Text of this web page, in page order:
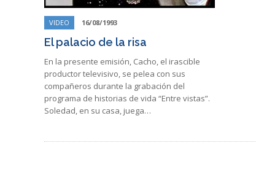
VIDEO 16/08/1993
El palacio de la risa
En la presente emisión, Cacho, el irascible
productor televisivo, se pelea con sus
compañeros durante la grabación del
programa de historias de vida “Entre vistas”.
Soledad, en su casa, juega…